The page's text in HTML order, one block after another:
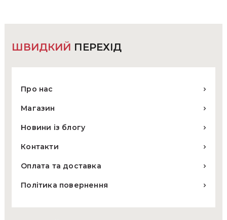
ШВИДКИЙ ПЕРЕХІД
Про нас
Магазин
Новини із блогу
Контакти
Оплата та доставка
Політика повернення